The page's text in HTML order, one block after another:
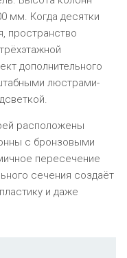
мм. Когда десятки
пространство
дополнительного
люстрами-
расположены
с бронзовыми
пересечение
сечения создаёт
и даже